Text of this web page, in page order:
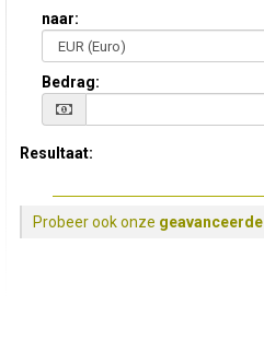
naar:
Bedrag:
Resultaat:
Probeer ook onze geavanceerde